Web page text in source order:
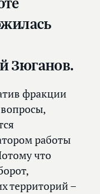
Зюганов.
фракции
работы
что
территорий –